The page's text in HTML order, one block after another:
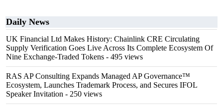
Daily News
UK Financial Ltd Makes History: Chainlink CRE Circulating
Supply Verification Goes Live Across Its Complete Ecosystem Of
Nine Exchange-Traded Tokens - 495 views
RAS AP Consulting Expands Managed AP Governance™
Ecosystem, Launches Trademark Process, and Secures IFOL
Speaker Invitation - 250 views